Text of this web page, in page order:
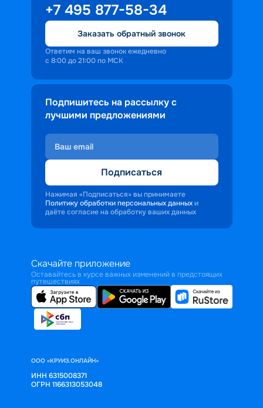
+7 495 877-58-34
Заказать обратный звонок
Ответим на ваш звонок ежедневно
с 8:00 до 21:00 по МСК
Подпишитесь на рассылку с
лучшими предложениями
Подписаться
Нажимая «Подписаться» вы принимаете
Политику обработки персональных данных и
даёте согласие на обработку ваших данных
Скачайте приложение
Оставайтесь в курсе важных изменений в предстоящих
путешествиях
ООО «КРУИЗ.ОНЛАЙН»
ИНН 6315008371
ОГРН 1166313053048